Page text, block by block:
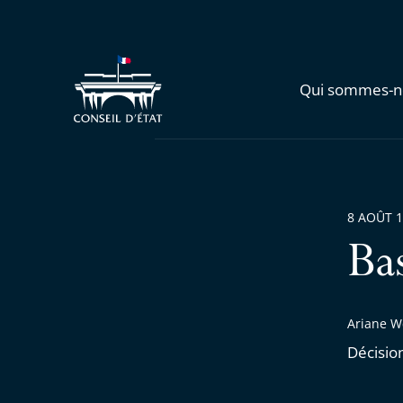
Qui sommes-
Ariane
8 AOÛT